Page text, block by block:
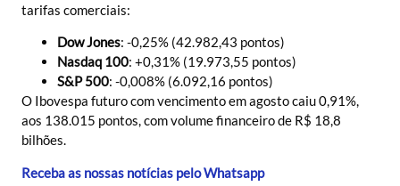
tarifas comerciais:
Dow Jones: -0,25% (42.982,43 pontos)
Nasdaq 100: +0,31% (19.973,55 pontos)
S&P 500: -0,008% (6.092,16 pontos)
O Ibovespa futuro com vencimento em agosto caiu 0,91%,
aos 138.015 pontos, com volume financeiro de R$ 18,8
bilhões.
Receba as nossas notícias pelo Whatsapp